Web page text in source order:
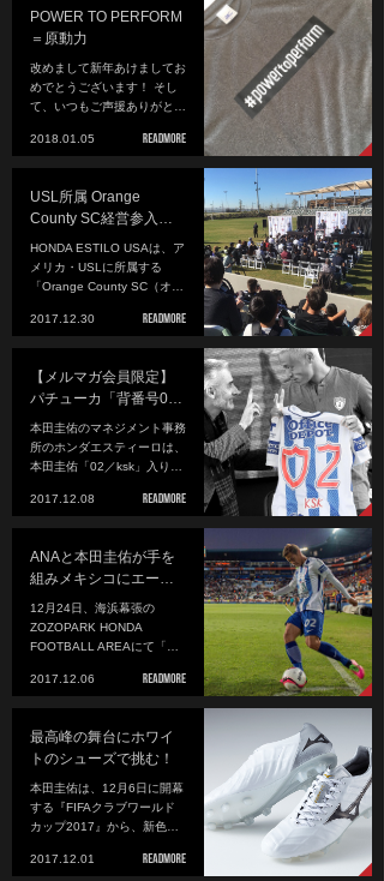
POWER TO PERFORM
＝原動力
改めまして新年あけましてお
めでとうございます！ そし
て、いつもご声援ありがと…
2018.01.05
USL所属 Orange
County SC経営参入…
HONDA ESTILO USAは、ア
メリカ・USLに所属する
「Orange County SC（オ…
2017.12.30
【メルマガ会員限定】
パチューカ「背番号0…
本田圭佑のマネジメント事務
所のホンダエスティーロは、
本田圭佑「02／ksk」入り…
2017.12.08
ANAと本田圭佑が手を
組みメキシコにエー…
12月24日、海浜幕張の
ZOZOPARK HONDA
FOOTBALL AREAにて「…
2017.12.06
最高峰の舞台にホワイ
トのシューズで挑む！
本田圭佑は、12月6日に開幕
する『FIFAクラブワールド
カップ2017』から、新色…
2017.12.01